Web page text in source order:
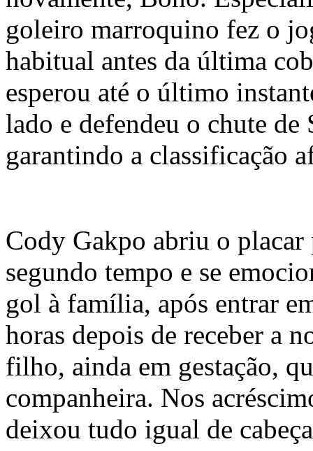
goleiro marroquino fez o
habitual antes da última
esperou até o último
lado e defendeu o chute
garantindo a classificação
Cody Gakpo abriu o placar
segundo tempo e se
gol à família, após entrar
horas depois de receber a
filho, ainda em gestação,
companheira. Nos
deixou tudo igual de